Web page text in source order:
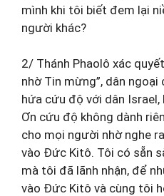
mình khi tôi biết đem lại
người khác?
2/ Thánh Phaolô xác
nhờ Tin mừng”, dân
hứa cứu độ với dân
Ơn cứu độ không dành
cho mọi người nhờ nghe
vào Đức Kitô. Tôi có sẵn
mà tôi đã lãnh nhận, để
vào Đức Kitô và cùng tôi